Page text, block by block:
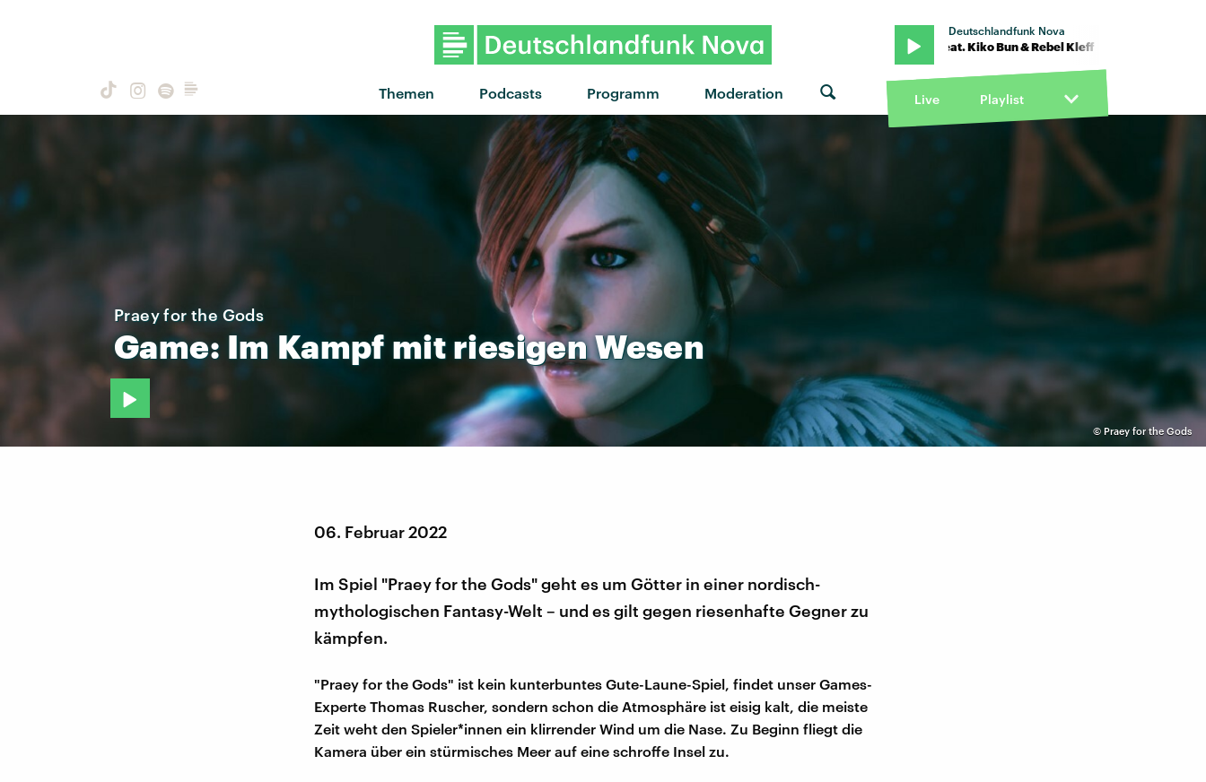
Themen Podcasts Programm Moderation
Deutschlandfunk Nova
"You don't know" von Loyle Carner feat. Kiko Bun & Rebel Kleff · "You don't know" von
Live Playlist
© Praey for the Gods
Praey for the Gods
Game: Im Kampf mit riesigenWesen
06. Februar 2022
Im Spiel "Praey for the Gods" geht es um Götter in einer nordisch-
mythologischen Fantasy-Welt – und es gilt gegen riesenhafte Gegner zu
kämpfen.
"Praey for the Gods" ist kein kunterbuntes Gute-Laune-Spiel, findet unser Games-
Experte Thomas Ruscher, sondern schon die Atmosphäre ist eisig kalt, die meiste
Zeit weht den Spieler*innen ein klirrender Wind um die Nase. Zu Beginn fliegt die
Kamera über ein stürmisches Meer auf eine schroffe Insel zu.